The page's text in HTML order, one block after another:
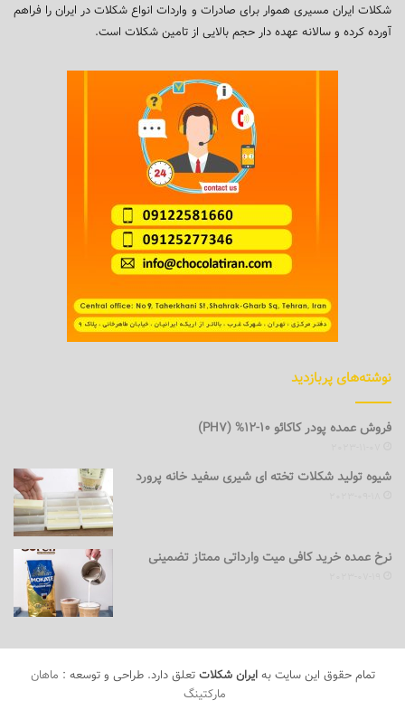
شکلات ایران مسیری هموار برای صادرات و واردات انواع شکلات در ایران را فراهم
آورده کرده و سالانه عهده دار حجم بالایی از تامین شکلات است.
نوشته‌های پربازدید
فروش عمده پودر کاکائو 10-12% (PH7)
شیوه تولید شکلات تخته ای شیری سفید خانه پرورد
نرخ عمده خرید کافی میت وارداتی ممتاز تضمینی
تمام حقوق این سایت بهایران شکلات تعلق دارد. طراحی و توسعه : ماهان
مارکتینگ